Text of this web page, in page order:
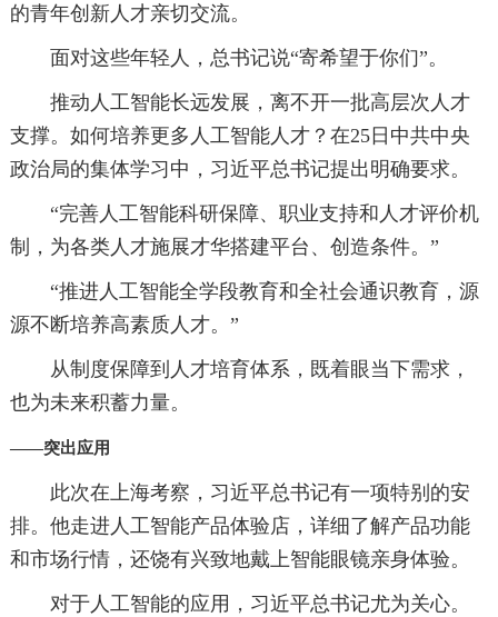
的青年创新人才亲切交流。
面对这些年轻人，总书记说“寄希望于你们”。
推动人工智能长远发展，离不开一批高层次人才
支撑。如何培养更多人工智能人才？在25日中共中央
政治局的集体学习中，习近平总书记提出明确要求。
“完善人工智能科研保障、职业支持和人才评价机
制，为各类人才施展才华搭建平台、创造条件。”
“推进人工智能全学段教育和全社会通识教育，源
源不断培养高素质人才。”
从制度保障到人才培育体系，既着眼当下需求，
也为未来积蓄力量。
——突出应用
此次在上海考察，习近平总书记有一项特别的安
排。他走进人工智能产品体验店，详细了解产品功能
和市场行情，还饶有兴致地戴上智能眼镜亲身体验。
对于人工智能的应用，习近平总书记尤为关心。